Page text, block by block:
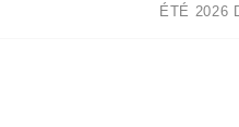
ÉTÉ 2026